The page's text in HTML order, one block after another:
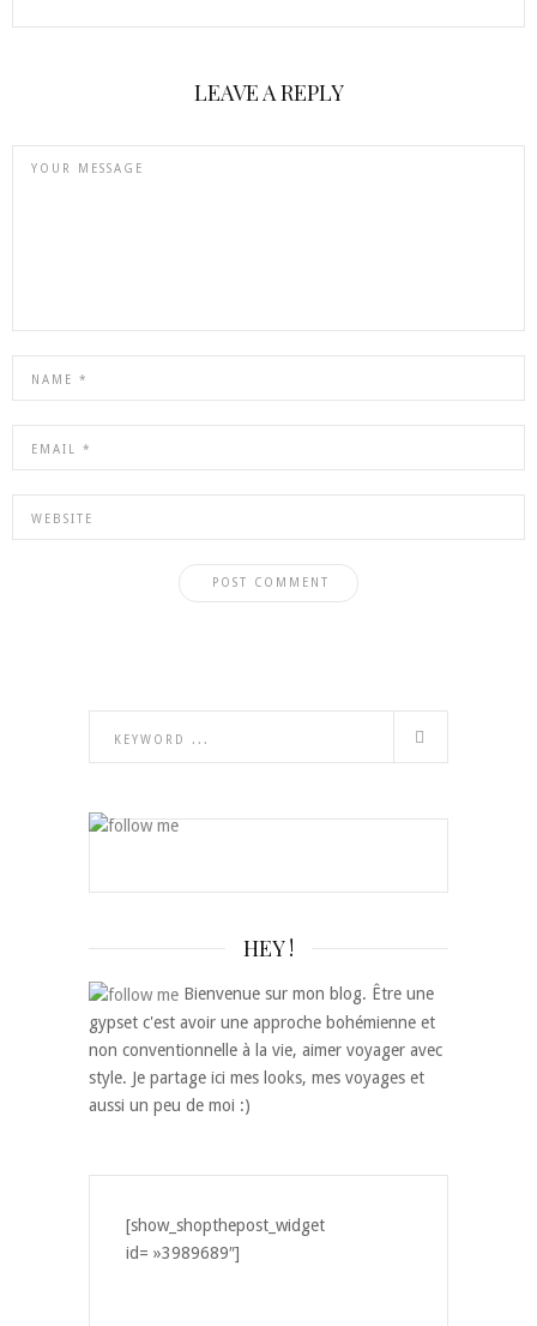
LEAVE A REPLY
HEY !
Bienvenue sur mon blog. Être une
gypset c'est avoir une approche bohémienne et
non conventionnelle à la vie, aimer voyager avec
style. Je partage ici mes looks, mes voyages et
aussi un peu de moi :)
[show_shopthepost_widget
id= »3989689″]